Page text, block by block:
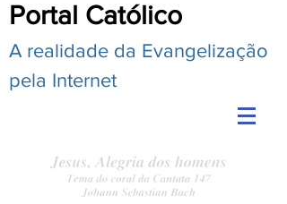
Portal Católico
A realidade da Evangelização
pela Internet